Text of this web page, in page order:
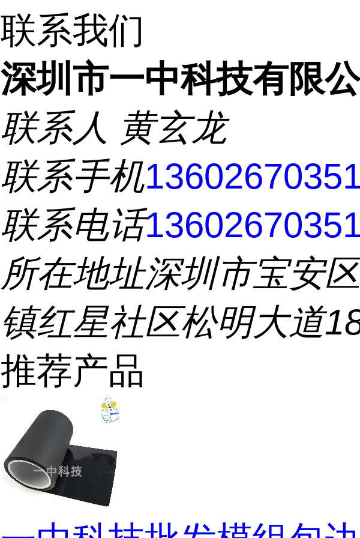
联系我们
深圳市一中科技有限
联系人 黄玄龙
联系手机
联系电话
所在地址深圳市宝安
镇红星社区松明大道
推荐产品